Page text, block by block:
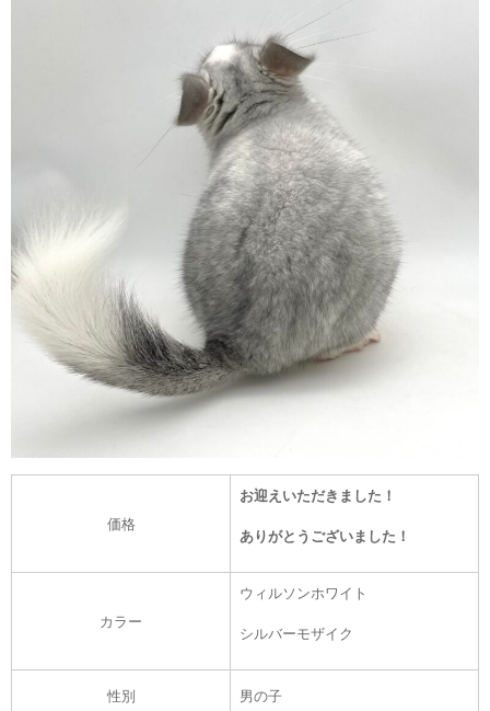
価格
お迎えいただきました！
ありがとうございました！
カラー
ウィルソンホワイト
シルバーモザイク
性別 男の子